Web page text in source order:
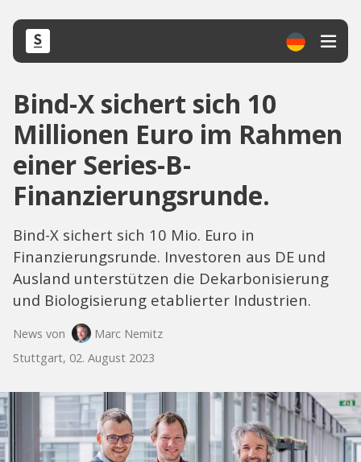
Bind-X sichert sich 10
Millionen Euro im Rahmen
einer Series-B-
Finanzierungsrunde.
Bind-X sichert sich 10 Mio. Euro in
Finanzierungsrunde. Investoren aus DE und
Ausland unterstützen die Dekarbonisierung
und Biologisierung etablierter Industrien.
News von
Marc Nemitz
Stuttgart, 02. August 2023